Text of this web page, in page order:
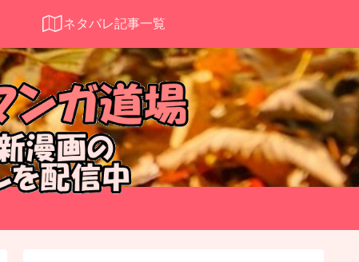
ネタバレ記事一覧